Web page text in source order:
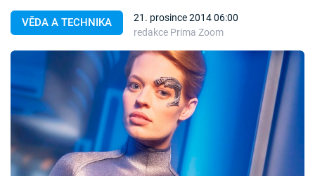
Témata
Témata
Pořady
TV Program
VĚDA A TECHNIKA
21. prosince 2014 06:00
redakce Prima Zoom